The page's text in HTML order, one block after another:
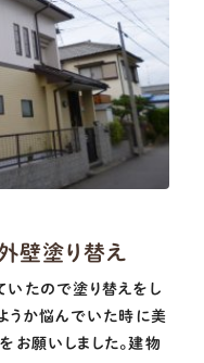
塗り替え
たので塗り替えをし
うか悩んでいた時に美
お願いしました。建物